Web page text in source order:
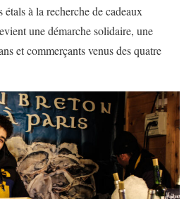
étals à la recherche de cadeaux
une démarche solidaire, une
et commerçants venus des quatre